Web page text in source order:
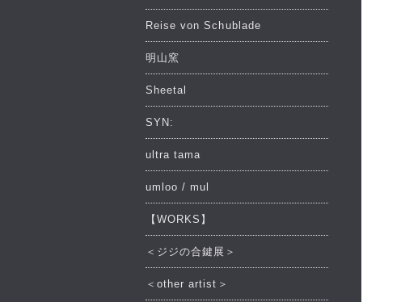
Reise von Schublade
明山窯
Sheetal
SYN:
ultra tama
umloo / mul
【WORKS】
＜ジジの合鍵展＞
＜other artist＞